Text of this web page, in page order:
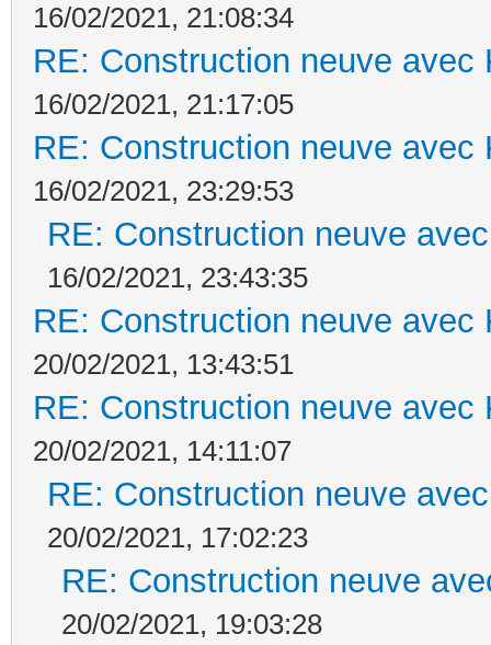
16/02/2021, 21:08:34
RE: Construction neuve avec
16/02/2021, 21:17:05
RE: Construction neuve avec
16/02/2021, 23:29:53
RE: Construction neuve
16/02/2021, 23:43:35
RE: Construction neuve avec
20/02/2021, 13:43:51
RE: Construction neuve avec
20/02/2021, 14:11:07
RE: Construction neuve
20/02/2021, 17:02:23
RE: Construction neuve
20/02/2021, 19:03:28